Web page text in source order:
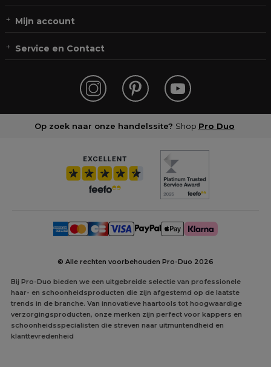
Mijn account
Service en Contact
Op zoek naar onze handelssite? Shop Pro Duo
© Alle rechten voorbehouden Pro-Duo 2026
Bij Pro-Duo bieden we een uitgebreide selectie van professionele
haar- en schoonheidsproducten die zijn afgestemd op de laatste
trends in de branche. Van innovatieve haartools tot hoogwaardige
verzorgingsproducten, onze merken zijn perfect voor kappers en
schoonheidsspecialisten die streven naar uitmuntendheid en
klanttevredenheid